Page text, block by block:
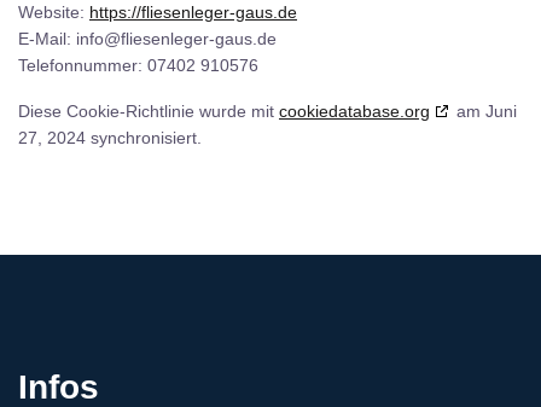
Website: https://fliesenleger-gaus.de
E-Mail: info@fliesenleger-gaus.de
Telefonnummer: 07402 910576
Diese Cookie-Richtlinie wurde mit cookiedatabase.org
am Juni
27, 2024 synchronisiert.
Infos